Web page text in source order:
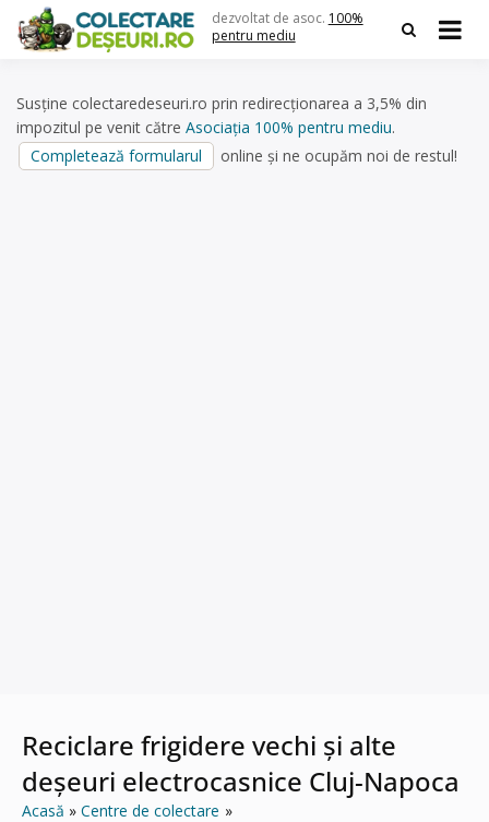
content
dezvoltat de asoc. 100%
pentru mediu
Susține colectaredeseuri.ro prin redirecționarea a 3,5% din
impozitul pe venit către Asociația 100% pentru mediu.
Completează formularul
online și ne ocupăm noi de restul!
Reciclare frigidere vechi și alte
deșeuri electrocasnice Cluj-Napoca
Acasă
Centre de colectare